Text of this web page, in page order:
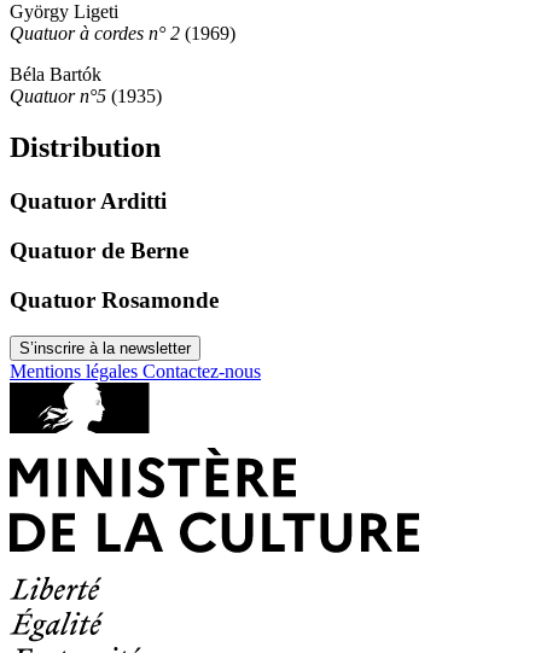
György Ligeti
Quatuor à cordes n° 2 (1969)
Béla Bartók
Quatuor n°5 (1935)
Distribution
Quatuor Arditti
Quatuor de Berne
Quatuor Rosamonde
S’inscrire à la newsletter
Mentions légales Contactez-nous